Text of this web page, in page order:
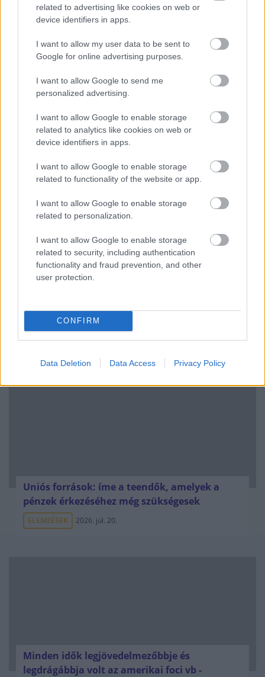
related to advertising like cookies on web or
device identifiers in apps.
I want to allow my user data to be sent to
Google for online advertising purposes.
I want to allow Google to send me
personalized advertising.
I want to allow Google to enable storage
related to analytics like cookies on web or
device identifiers in apps.
I want to allow Google to enable storage
related to functionality of the website or app.
I want to allow Google to enable storage
related to personalization.
I want to allow Google to enable storage
related to security, including authentication
functionality and fraud prevention, and other
user protection.
CONFIRM
Data Deletion Data Access Privacy Policy
Vagyonvisszaszerzés: amikor a pénz
gyorsabban fut, mint a jog
Kéthónapos a Tisza-kormány: íme a mérleg!
Uniós források: íme a teendők, amelyek a
pénzek érkezéséhez még szükségesek
ELEMZÉSEK 2026. júl. 20.
Minden idők legjövedelmezőbbje és
legdrágábbja volt az amerikai foci vb -